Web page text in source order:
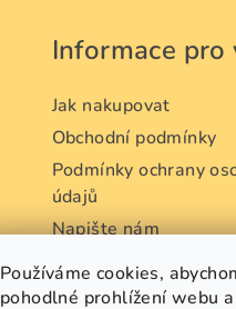
Používáme cookies,
pohodlné prohlížení webu
Informace pro
Jak nakupovat
Obchodní podmínky
Podmínky ochrany
údajů
Napište nám
Odstoupení od
vrácení zboží